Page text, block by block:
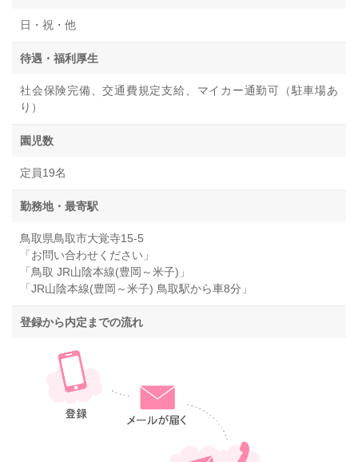
日・祝・他
待遇・福利厚生
社会保険完備、交通費規定支給、マイカー通勤可（駐車場あ
り）
園児数
定員19名
勤務地・最寄駅
鳥取県鳥取市大覚寺15-5
「お問い合わせください」
「鳥取 JR山陰本線(豊岡～米子)」
「JR山陰本線(豊岡～米子) 鳥取駅から車8分」
登録から内定までの流れ